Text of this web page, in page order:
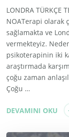
LONDRA TÜRKÇE
NOATerapi olarak
sağlamakta ve
vermekteyiz.
psikoterapinin iki
araştırmada
çoğu zaman
Çoğu …
DEVAMINI OKU